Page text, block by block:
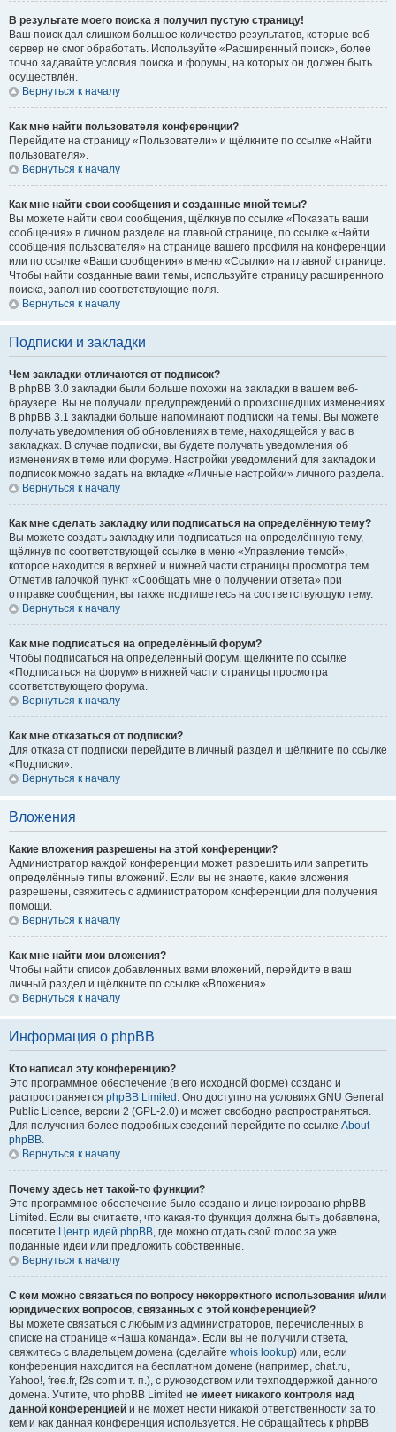
В результате моего поиска я получил пустую страницу!
Ваш поиск дал слишком большое количество результатов, которые веб-
сервер не смог обработать. Используйте «Расширенный поиск», более
точно задавайте условия поиска и форумы, на которых он должен быть
осуществлён.
Вернуться к началу
Как мне найти пользователя конференции?
Перейдите на страницу «Пользователи» и щёлкните по ссылке «Найти
пользователя».
Вернуться к началу
Как мне найти свои сообщения и созданные мной темы?
Вы можете найти свои сообщения, щёлкнув по ссылке «Показать ваши
сообщения» в личном разделе на главной странице, по ссылке «Найти
сообщения пользователя» на странице вашего профиля на конференции
или по ссылке «Ваши сообщения» в меню «Ссылки» на главной странице.
Чтобы найти созданные вами темы, используйте страницу расширенного
поиска, заполнив соответствующие поля.
Вернуться к началу
Подписки и закладки
Чем закладки отличаются от подписок?
В phpBB 3.0 закладки были больше похожи на закладки в вашем веб-
браузере. Вы не получали предупреждений о произошедших изменениях.
В phpBB 3.1 закладки больше напоминают подписки на темы. Вы можете
получать уведомления об обновлениях в теме, находящейся у вас в
закладках. В случае подписки, вы будете получать уведомления об
изменениях в теме или форуме. Настройки уведомлений для закладок и
подписок можно задать на вкладке «Личные настройки» личного раздела.
Вернуться к началу
Как мне сделать закладку или подписаться на определённую тему?
Вы можете создать закладку или подписаться на определённую тему,
щёлкнув по соответствующей ссылке в меню «Управление темой»,
которое находится в верхней и нижней части страницы просмотра тем.
Отметив галочкой пункт «Сообщать мне о получении ответа» при
отправке сообщения, вы также подпишетесь на соответствующую тему.
Вернуться к началу
Как мне подписаться на определённый форум?
Чтобы подписаться на определённый форум, щёлкните по ссылке
«Подписаться на форум» в нижней части страницы просмотра
соответствующего форума.
Вернуться к началу
Как мне отказаться от подписки?
Для отказа от подписки перейдите в личный раздел и щёлкните по ссылке
«Подписки».
Вернуться к началу
Вложения
Какие вложения разрешены на этой конференции?
Администратор каждой конференции может разрешить или запретить
определённые типы вложений. Если вы не знаете, какие вложения
разрешены, свяжитесь с администратором конференции для получения
помощи.
Вернуться к началу
Как мне найти мои вложения?
Чтобы найти список добавленных вами вложений, перейдите в ваш
личный раздел и щёлкните по ссылке «Вложения».
Вернуться к началу
Информация о phpBB
Кто написал эту конференцию?
Это программное обеспечение (в его исходной форме) создано и
распространяется phpBB Limited . Оно доступно на условиях GNU General
Public Licence, версии 2 (GPL-2.0) и может свободно распространяться.
Для получения более подробных сведений перейдите по ссылке About
phpBB.
Вернуться к началу
Почему здесь нет такой-то функции?
Это программное обеспечение было создано и лицензировано phpBB
Limited. Если вы считаете, что какая-то функция должна быть добавлена,
посетите Центр идей phpBB, где можно отдать свой голос за уже
поданные идеи или предложить собственные.
Вернуться к началу
С кем можно связаться по вопросу некорректного использования и/или
юридических вопросов, связанных с этой конференцией?
Вы можете связаться с любым из администраторов, перечисленных в
списке на странице «Наша команда». Если вы не получили ответа,
свяжитесь с владельцем домена (сделайте whois lookup) или, если
конференция находится на бесплатном домене (например, chat.ru,
Yahoo!, free.fr, f2s.com и т. п.), с руководством или техподдержкой данного
домена. Учтите, что phpBB Limited не имеет никакого контроля над
данной конференцией и не может нести никакой ответственности за то,
кем и как данная конференция используется. Не обращайтесь к phpBB